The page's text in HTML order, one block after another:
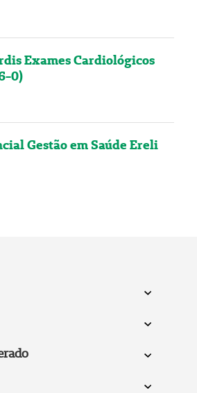
Exames Cardiológicos
0)
Gestão em Saúde Ereli